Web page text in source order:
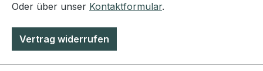
Oder über unser Kontaktformular.
Vertrag widerrufen